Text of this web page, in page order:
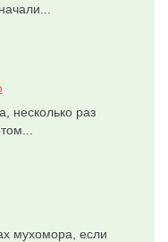
несколько раз
мухомора, если